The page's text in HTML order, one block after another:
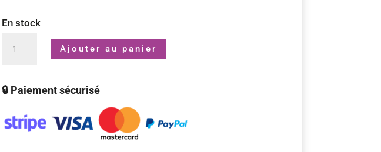
En stock
Jing
Puits
Ajouter au panier
🔒 Paiement sécurisé